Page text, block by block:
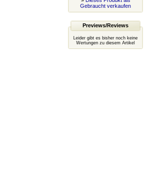
Gebraucht verkaufen
Previews/Reviews
Leider gibt es bisher noch keine
Wertungen zu diesem Artikel